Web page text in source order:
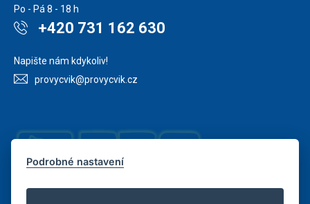
Po - Pá 8 - 18 h
+420 731 162 630
Napište nám kdykoliv!
provycvik@provycvik.cz
Podrobné nastavení